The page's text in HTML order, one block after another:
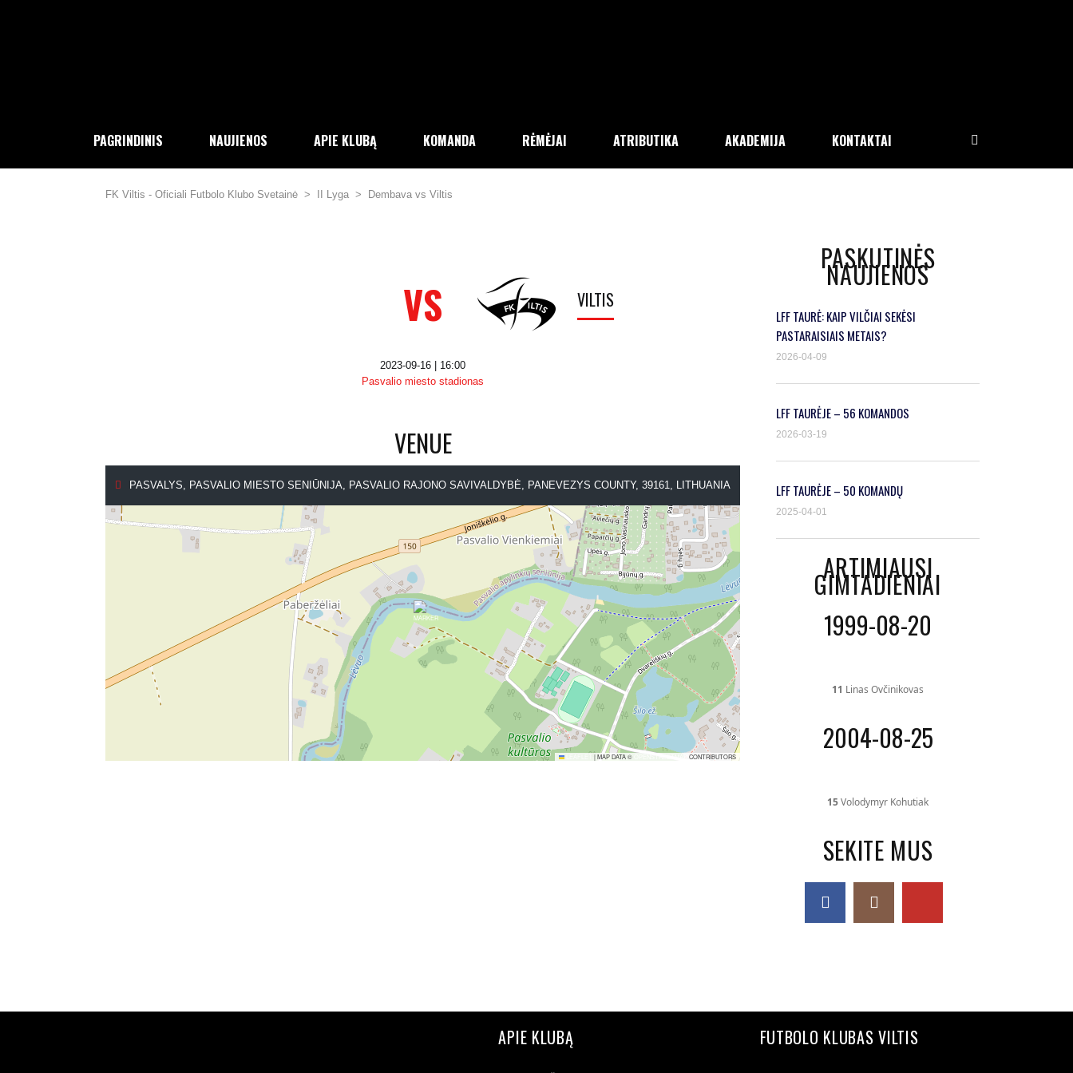
PAGRINDINIS NAUJIENOS APIE KLUBĄ KOMANDA RĖMĖJAI ATRIBUTIKA AKADEMIJA KONTAKTAI
FK Viltis - Oficiali Futbolo Klubo Svetainė > II Lyga > Dembava vs Viltis
VS VILTIS
2023-09-16 | 16:00
Pasvalio miesto stadionas
VENUE
PASVALYS, PASVALIO MIESTO SENIŪNIJA, PASVALIO RAJONO SAVIVALDYBĖ, PANEVEZYS COUNTY, 39161, LITHUANIA
|MAP DATA © CONTRIBUTORS
PASKUTINĖS
NAUJIENOS
2026-04-09
LFF TAURĖ: KAIP VILČIAI SEKĖSI
PASTARAISIAIS METAIS?
2026-03-19
LFF TAURĖJE – 56 KOMANDOS
2025-04-01
LFF TAURĖJE – 50 KOMANDŲ
ARTIMIAUSI
GIMTADIENIAI
1999-08-20
11 Linas Ovčinikovas
2004-08-25
15Volodymyr Kohutiak
SEKITE MUS
APIE KLUBĄ FUTBOLO KLUBAS VILTIS